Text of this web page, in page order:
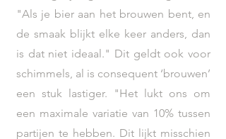
"Als je bier aan het brouwen bent, en
de smaak blijkt elke keer anders, dan
is dat niet ideaal." Dit geldt ook voor
schimmels, al is consequent ‘brouwen’
een stuk lastiger. "Het lukt ons om
een maximale variatie van 10% tussen
partijen te hebben. Dit lijkt misschien